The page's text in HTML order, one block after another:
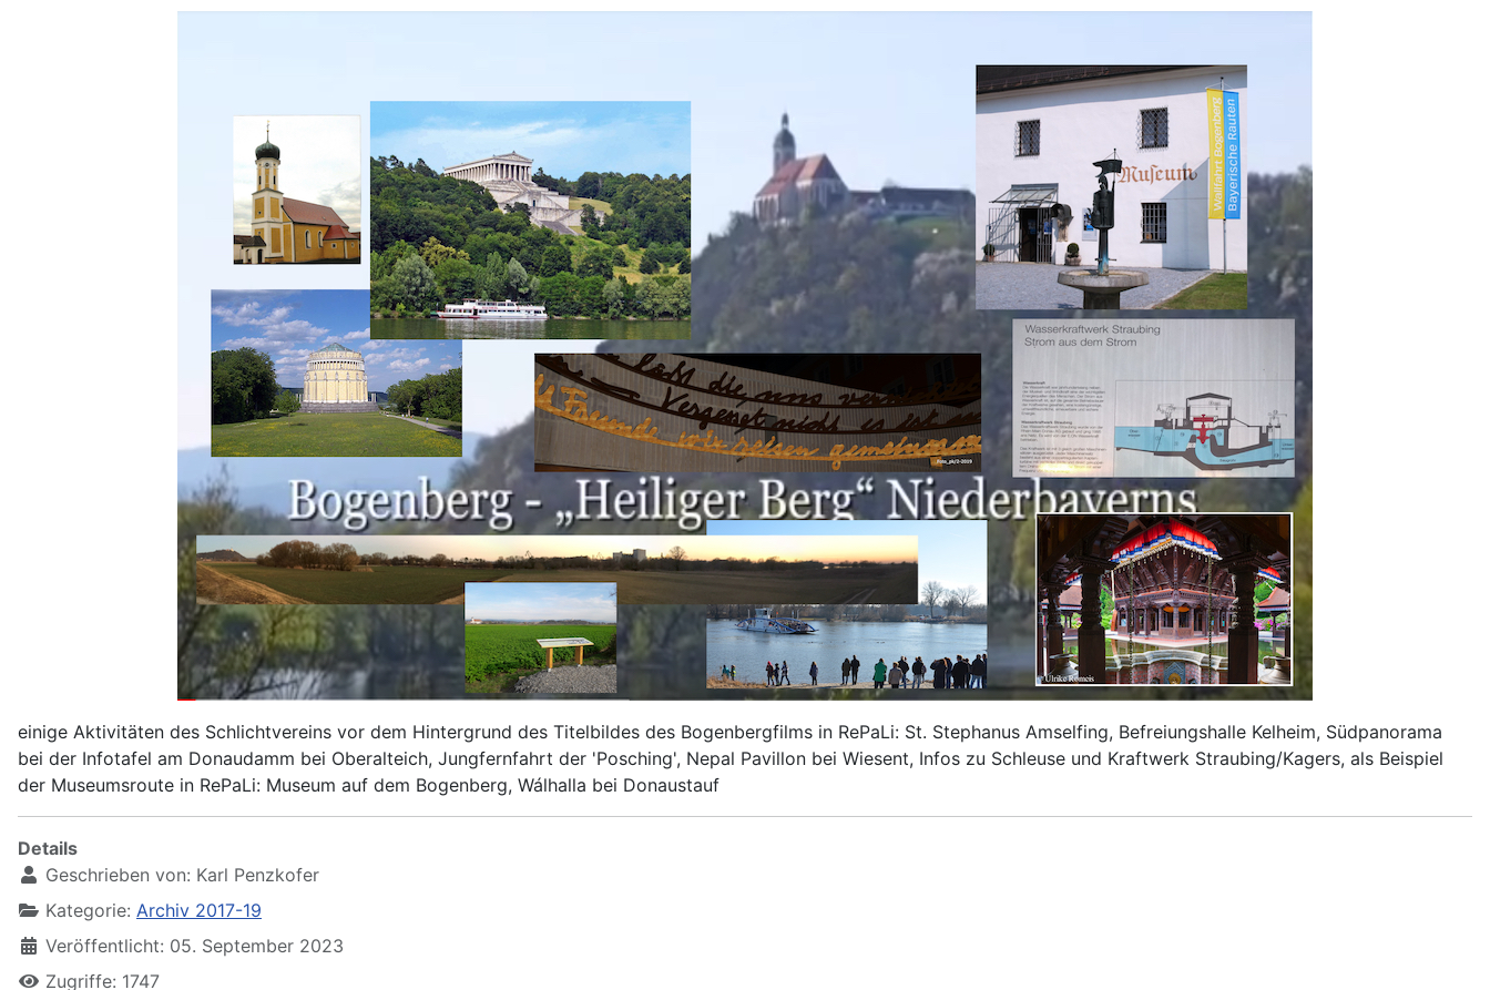
einige Aktivitäten des Schlichtvereins vor dem Hintergrund des Titelbildes des Bogenbergfilms in RePaLi: St. Stephanus Amselfing, Befreiungshalle Kelheim, Südpanorama
bei der Infotafel am Donaudamm bei Oberalteich, Jungfernfahrt der 'Posching', Nepal Pavillon bei Wiesent, Infos zu Schleuse und Kraftwerk Straubing/Kagers, als Beispiel
der Museumsroute in RePaLi: Museum auf dem Bogenberg, Wálhalla bei Donaustauf
Details
Geschrieben von: Karl Penzkofer
Kategorie: Archiv 2017-19
Veröffentlicht: 05. September 2023
Zugriffe: 1747